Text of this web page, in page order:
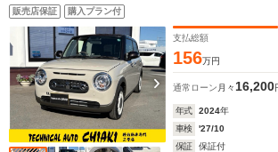
ヘッドランプ・誤発進抑制機能・パーキング
ハイビームアシスト・発進告知機能・シート
14インチアルミホイール
販売店保証 購入プラン付
支払総額
156万円
通常ローン 月々 16,200
年式 2024年
車検
'27/10
保証
保証付